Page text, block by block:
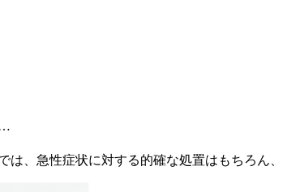
…
は、急性症状に対する的確な処置はもちろん